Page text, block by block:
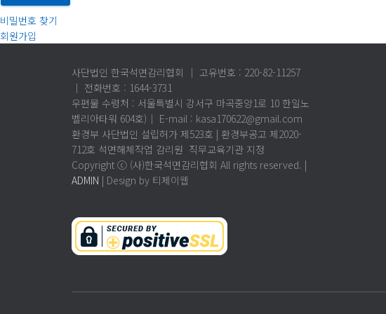
비밀번호 찾기
회원가입
사단법인 한국석면감리협회 │ 고유번호 : 220-82-11257
│ 전화번호 : 1644-3731
우편물 수령처 : 서울특별시 강서구 마곡중앙1로 10 한일노
벨리아타워 604호)│ E-mail : kasa170622@gmail.com
환경부 사단법인 설립허가 제523호 | 환경부공고 제2020-
712호 석면해체작업 감리원 직무교육기관 지정
Copyright ⓒ (사)한국석면감리협회 All rights reserved. |
ADMIN | Design by 티제이웹